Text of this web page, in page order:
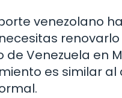
venezolano ha
renovarlo
de Venezuela en
es similar al